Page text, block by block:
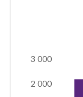
2 000
3 000